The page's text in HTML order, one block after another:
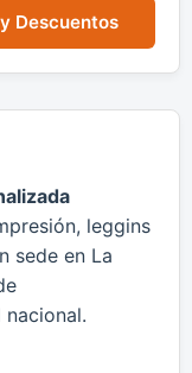
Descuentos
leggins
sede en La